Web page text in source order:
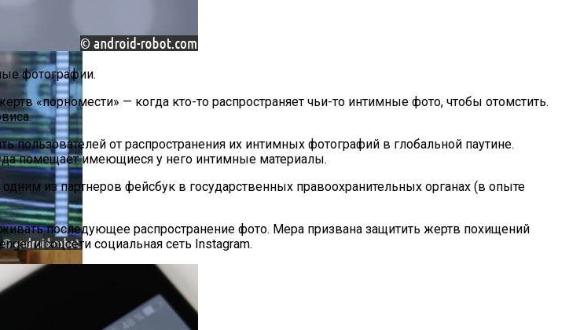
фотографии.
«порномести» — когда кто-то распространяет чьи-то интимные фото, чтобы отомстить.
пользователей от распространения их интимных фотографий в глобальной паутине.
помещает имеющиеся у него интимные материалы.
из партнеров фейсбук в государственных правоохранительных органах (в опыте
последующее распространение фото. Мера призвана защитить жертв похищений
и соцсети социальная сеть Instagram.